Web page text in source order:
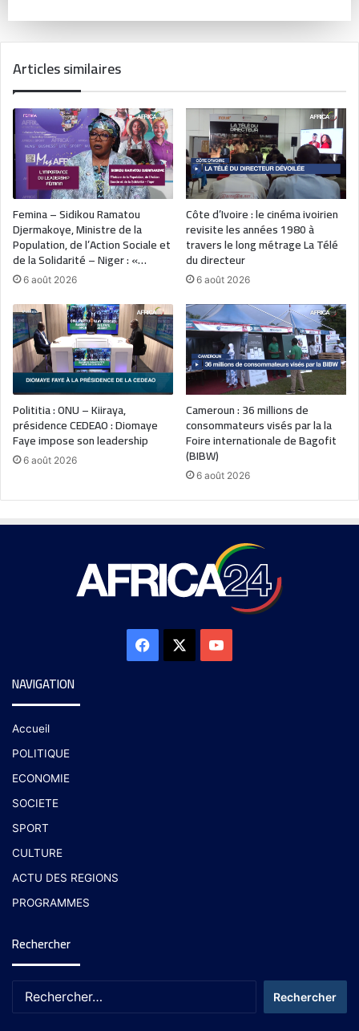
Articles similaires
Femina – Sidikou Ramatou
Djermakoye, Ministre de la
Population, de l’Action Sociale et
de la Solidarité – Niger : «…
6 août 2026
Côte d’Ivoire : le cinéma ivoirien
revisite les années 1980 à
travers le long métrage La Télé
du directeur
6 août 2026
Polititia : ONU – Kiiraya,
présidence CEDEAO : Diomaye
Faye impose son leadership
6 août 2026
Cameroun : 36 millions de
consommateurs visés par la la
Foire internationale de Bagofit
(BIBW)
6 août 2026
NAVIGATION
Accueil
POLITIQUE
ECONOMIE
SOCIETE
SPORT
CULTURE
ACTU DES REGIONS
PROGRAMMES
Rechercher